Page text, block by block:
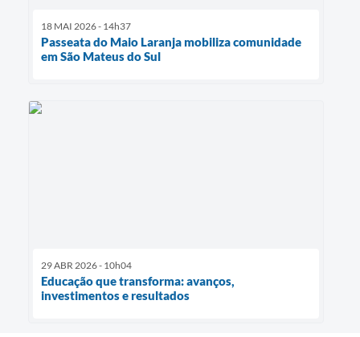
18 MAI 2026 - 14h37
Passeata do Maio Laranja mobiliza comunidade
em São Mateus do Sul
29 ABR 2026 - 10h04
Educação que transforma: avanços,
investimentos e resultados